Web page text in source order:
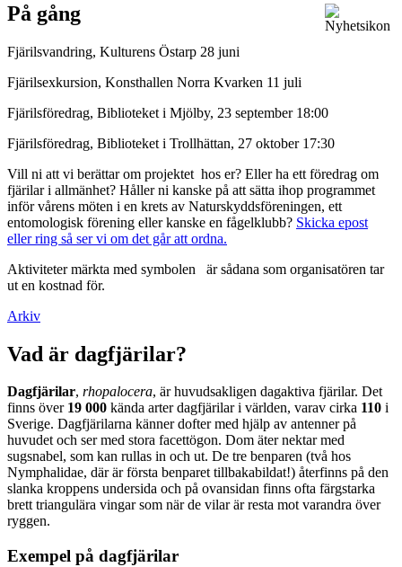
På gång
Fjärilsvandring, Kulturens Östarp 28 juni
Fjärilsexkursion, Konsthallen Norra Kvarken 11 juli
Fjärilsföredrag, Biblioteket i Mjölby, 23 september 18:00
Fjärilsföredrag, Biblioteket i Trollhättan, 27 oktober 17:30
Vill ni att vi berättar om projektet hos er? Eller ha ett föredrag om
fjärilar i allmänhet? Håller ni kanske på att sätta ihop programmet
inför vårens möten i en krets av Naturskyddsföreningen, ett
entomologisk förening eller kanske en fågelklubb? Skicka epost
eller ring så ser vi om det går att ordna.
Aktiviteter märkta med symbolen
är sådana som organisatören tar
ut en kostnad för.
Arkiv
Vad är dagfjärilar?
Dagfjärilar, rhopalocera, är huvudsakligen dagaktiva fjärilar. Det
finns över 19 000 kända arter dagfjärilar i världen, varav cirka 110 i
Sverige. Dagfjärilarna känner dofter med hjälp av antenner på
huvudet och ser med stora facettögon. Dom äter nektar med
sugsnabel, som kan rullas in och ut. De tre benparen (två hos
Nymphalidae, där är första benparet tillbakabildat!) återfinns på den
slanka kroppens undersida och på ovansidan finns ofta färgstarka
brett triangulära vingar som när de vilar är resta mot varandra över
ryggen.
Exempel på dagfjärilar